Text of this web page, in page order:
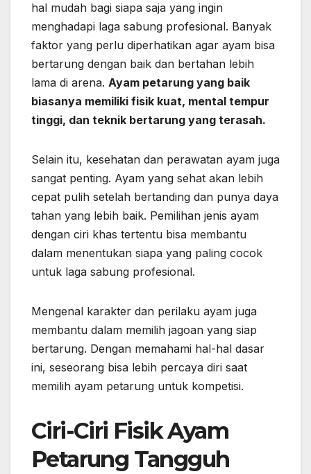
hal mudah bagi siapa saja yang ingin
menghadapi laga sabung profesional. Banyak
faktor yang perlu diperhatikan agar ayam bisa
bertarung dengan baik dan bertahan lebih
lama di arena. Ayam petarung yang baik
biasanya memiliki fisik kuat, mental tempur
tinggi, dan teknik bertarung yang terasah.
Selain itu, kesehatan dan perawatan ayam juga
sangat penting. Ayam yang sehat akan lebih
cepat pulih setelah bertanding dan punya daya
tahan yang lebih baik. Pemilihan jenis ayam
dengan ciri khas tertentu bisa membantu
dalam menentukan siapa yang paling cocok
untuk laga sabung profesional.
Mengenal karakter dan perilaku ayam juga
membantu dalam memilih jagoan yang siap
bertarung. Dengan memahami hal-hal dasar
ini, seseorang bisa lebih percaya diri saat
memilih ayam petarung untuk kompetisi.
Ciri-Ciri Fisik Ayam
Petarung Tangguh